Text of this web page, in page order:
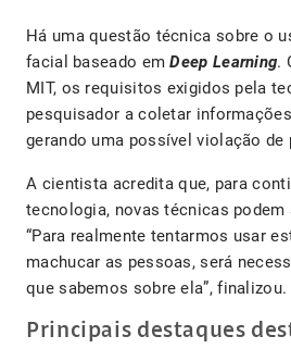
Há uma questão técnica sobre o
facial baseado emDeep Learning.
MIT, os requisitos exigidos pela
pesquisador a coletar
gerando uma possível violação de
A cientista acredita que, para
tecnologia, novas técnicas podem
“Para realmente tentarmos usar
machucar as pessoas, será
que sabemos sobre ela”, finalizou.
Principais destaques